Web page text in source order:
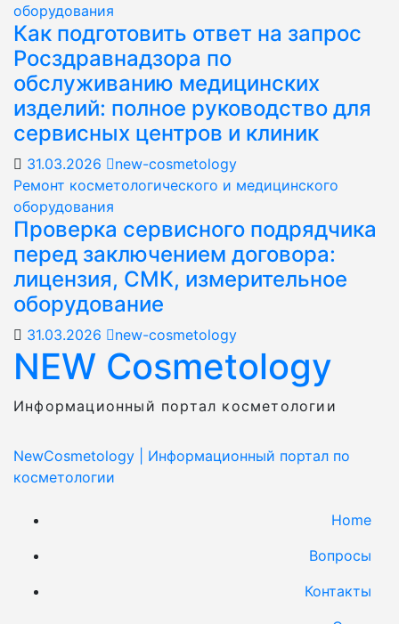
оборудования
Как подготовить ответ на запрос
Росздравнадзора по
обслуживанию медицинских
изделий: полное руководство для
сервисных центров и клиник
31.03.2026
new-cosmetology
Ремонт косметологического и медицинского
оборудования
Проверка сервисного подрядчика
перед заключением договора:
лицензия, СМК, измерительное
оборудование
31.03.2026 new-cosmetology
NEW Cosmetology
Информационный портал косметологии
NewCosmetology
Информационный портал по
косметологии
Home
Вопросы
Контакты